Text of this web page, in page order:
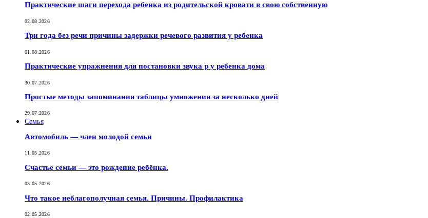
Практические шаги перехода ребенка из родительской кровати в свою собственную
02.08.2026
Три года без речи причины задержки речевого развития у ребенка
01.08.2026
Практические упражнения для постановки звука р у ребенка дома
30.07.2026
Простые методы запоминания таблицы умножения за несколько дней
29.07.2026
Семья
Автомобиль — член молодой семьи
11.05.2026
Счастье семьи — это рождение ребёнка.
03.05.2026
Что такое неблагополучная семья. Причины. Профилактика
02.05.2026